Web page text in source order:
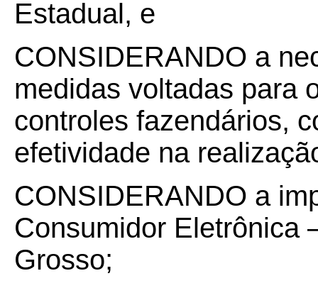
Estadual, e
CONSIDERANDO a
medidas voltadas para
controles fazendários,
efetividade na
CONSIDERANDO a
Consumidor Eletrônica
Grosso;